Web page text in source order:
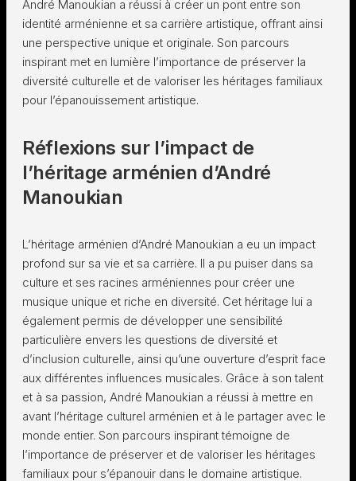
André Manoukian a réussi à créer un pont entre son
identité arménienne et sa carrière artistique, offrant ainsi
une perspective unique et originale. Son parcours
inspirant met en lumière l’importance de préserver la
diversité culturelle et de valoriser les héritages familiaux
pour l’épanouissement artistique.
Réflexions sur l’impact de
l’héritage arménien d’André
Manoukian
L’héritage arménien d’André Manoukian a eu un impact
profond sur sa vie et sa carrière. Il a pu puiser dans sa
culture et ses racines arméniennes pour créer une
musique unique et riche en diversité. Cet héritage lui a
également permis de développer une sensibilité
particulière envers les questions de diversité et
d’inclusion culturelle, ainsi qu’une ouverture d’esprit face
aux différentes influences musicales. Grâce à son talent
et à sa passion, André Manoukian a réussi à mettre en
avant l’héritage culturel arménien et à le partager avec le
monde entier. Son parcours inspirant témoigne de
l’importance de préserver et de valoriser les héritages
familiaux pour s’épanouir dans le domaine artistique.